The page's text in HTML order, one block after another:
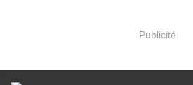
Publicité